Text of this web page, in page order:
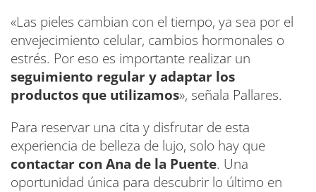
«Las pieles cambian con el tiempo, ya sea por el
envejecimiento celular, cambios hormonales o
estrés. Por eso es importante realizar un
seguimiento regular y adaptar los
productos que utilizamos», señala Pallares.
Para reservar una cita y disfrutar de esta
experiencia de belleza de lujo, solo hay que
contactar con Ana de la Puente. Una
oportunidad única para descubrir lo último en